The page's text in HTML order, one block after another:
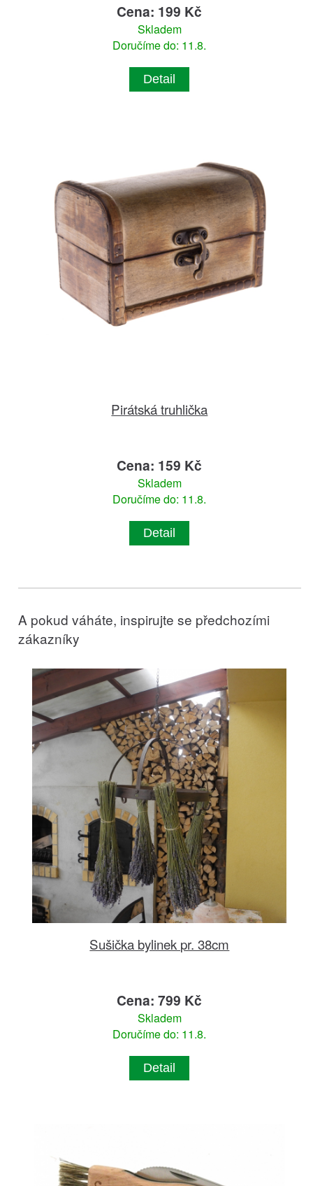
Cena: 199 Kč
Skladem
Doručíme do: 11.8.
Detail
Pirátská truhlička
Cena: 159 Kč
Skladem
Doručíme do: 11.8.
Detail
A pokud váháte, inspirujte se předchozími
zákazníky
Sušička bylinek pr. 38cm
Cena: 799 Kč
Skladem
Doručíme do: 11.8.
Detail